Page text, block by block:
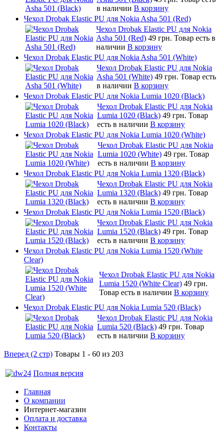
в наличии В корзину
Чехол Drobak Elastic PU для Nokia Asha 501 (Red)
Чехол Drobak Elastic PU для Nokia
Asha 501 (Red) 49 грн. Товар есть в
наличии В корзину
Чехол Drobak Elastic PU для Nokia Asha 501 (White)
Чехол Drobak Elastic PU для Nokia
Asha 501 (White) 49 грн. Товар есть
в наличии В корзину
Чехол Drobak Elastic PU для Nokia Lumia 1020 (Black)
Чехол Drobak Elastic PU для Nokia
Lumia 1020 (Black) 49 грн. Товар
есть в наличии В корзину
Чехол Drobak Elastic PU для Nokia Lumia 1020 (White)
Чехол Drobak Elastic PU для Nokia
Lumia 1020 (White) 49 грн. Товар
есть в наличии В корзину
Чехол Drobak Elastic PU для Nokia Lumia 1320 (Black)
Чехол Drobak Elastic PU для Nokia
Lumia 1320 (Black) 49 грн. Товар
есть в наличии В корзину
Чехол Drobak Elastic PU для Nokia Lumia 1520 (Black)
Чехол Drobak Elastic PU для Nokia
Lumia 1520 (Black) 49 грн. Товар
есть в наличии В корзину
Чехол Drobak Elastic PU для Nokia Lumia 1520 (White
Clear)
Чехол Drobak Elastic PU для Nokia
Lumia 1520 (White Clear) 49 грн.
Товар есть в наличии В корзину
Чехол Drobak Elastic PU для Nokia Lumia 520 (Black)
Чехол Drobak Elastic PU для Nokia
Lumia 520 (Black) 49 грн. Товар
есть в наличии В корзину
Вперед (2 стр) Товары 1 - 60 из 203
Полная версия
Главная
О компании
Интернет-магазин
Оплата и доставка
Контакты